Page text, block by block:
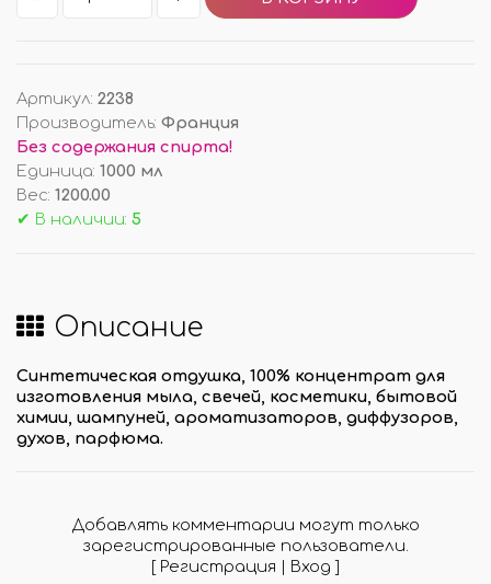
Артикул: 2238
Производитель: Франция
Без содержания спирта!
Единица: 1000 мл
Вес: 1200.00
✔ В наличии: 5
Описание
Синтетическая отдушка, 100% концентрат для
изготовления мыла, свечей, косметики, бытовой
химии, шампуней, ароматизаторов, диффузоров,
духов, парфюма.
Добавлять комментарии могут только
зарегистрированные пользователи.
[ Регистрация | Вход ]